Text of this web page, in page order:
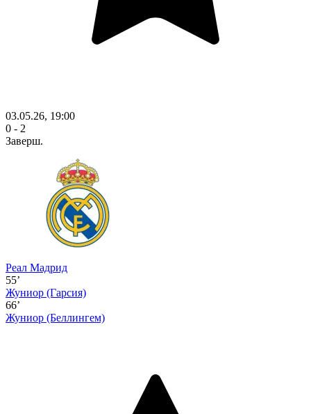
03.05.26, 19:00
0 - 2
Заверш.
Реал Мадрид
55’
Жуниор (Гарсия)
66’
Жуниор (Беллингем)